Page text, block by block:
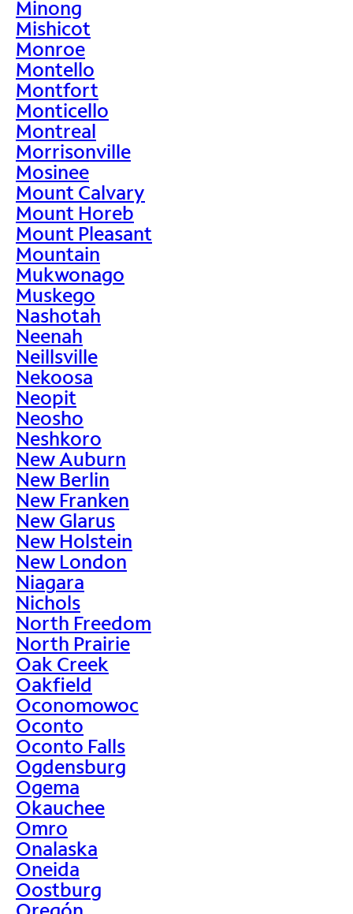
Minong
Mishicot
Monroe
Montello
Montfort
Monticello
Montreal
Morrisonville
Mosinee
Mount Calvary
Mount Horeb
Mount Pleasant
Mountain
Mukwonago
Muskego
Nashotah
Neenah
Neillsville
Nekoosa
Neopit
Neosho
Neshkoro
New Auburn
New Berlin
New Franken
New Glarus
New Holstein
New London
Niagara
Nichols
North Freedom
North Prairie
Oak Creek
Oakfield
Oconomowoc
Oconto
Oconto Falls
Ogdensburg
Ogema
Okauchee
Omro
Onalaska
Oneida
Oostburg